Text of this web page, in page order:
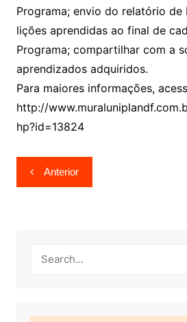
Programa; envio do relatório de
lições aprendidas ao final de
Programa; compartilhar com a
aprendizados adquiridos.
Para maiores informações,
http://
hp?id=13824
Navegação
de
Anterior